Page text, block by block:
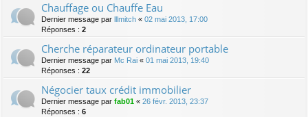
Chauffage ou Chauffe Eau
Dernier message par lllmitch « 02 mai 2013, 17:00
Réponses : 2
Cherche réparateur ordinateur portable
Dernier message par Mc Rai « 01 mai 2013, 19:40
Réponses : 22
Négocier taux crédit immobilier
Dernier message par fab01 « 26 févr. 2013, 23:37
Réponses : 6